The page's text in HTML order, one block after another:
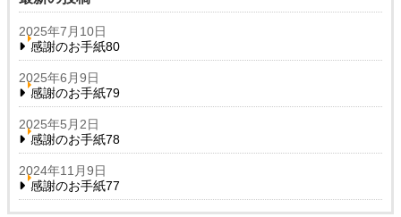
2025年7月10日
感謝のお手紙80
2025年6月9日
感謝のお手紙79
2025年5月2日
感謝のお手紙78
2024年11月9日
感謝のお手紙77